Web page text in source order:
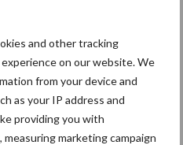
and other tracking
on our website. We
from your device and
as your IP address and
providing you with
marketing campaign
een rol. Zo maakte
lastig om digestaat op het
Daardoor werd volgens de
omstandigheden invloed
binnen akkerbouwsystemen.